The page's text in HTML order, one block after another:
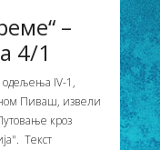
–
4/1
одељења IV-1,
Пиваш, извели
кроз
Текст